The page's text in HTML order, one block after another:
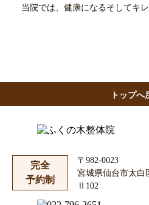
当院では、健康になるそしてキ
トップへ
完全
予約制
〒982-0023
宮城県仙台市太白
Ⅱ102